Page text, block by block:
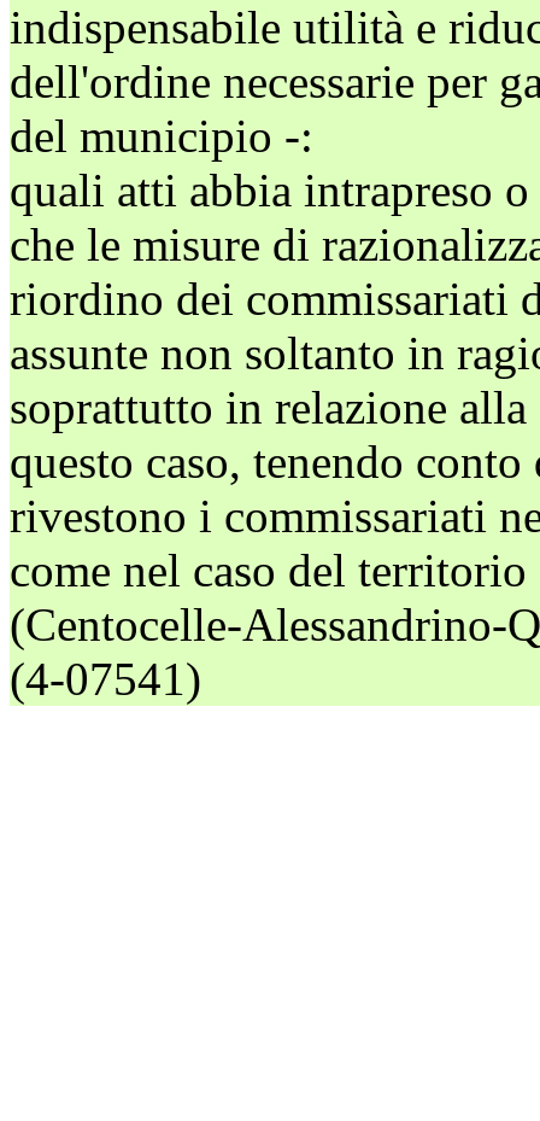
indispensabile utilità e
dell'ordine necessarie per
del municipio -:
quali atti abbia intrapreso
che le misure di
riordino dei commissariati
assunte non soltanto in
soprattutto in relazione
questo caso, tenendo
rivestono i commissariati
come nel caso del
(Centocelle-Alessandrino-
(4-07541)